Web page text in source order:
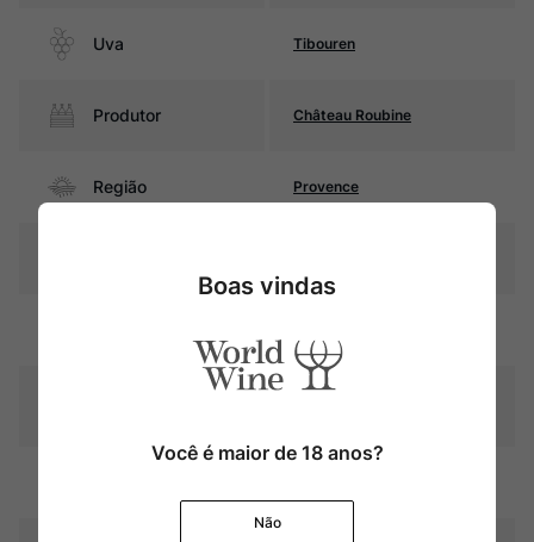
Uva Tibouren
Produtor Château Roubine
Região Provence
intensidade.
Graduação Alcóoli
Boas vindas
Você é maior de 18 anos?
Não